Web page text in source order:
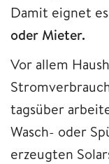
Damit eignet
oder Mieter.
Vor allem
tagsüber
Wasch- oder
erzeugten